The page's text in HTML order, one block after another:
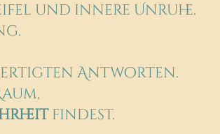
und innere Unruhe.
Antworten.
findest.